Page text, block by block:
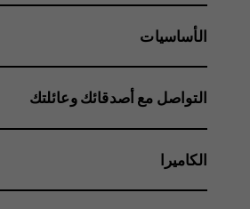
الأساسيات
التواصل مع أصدقائك وعائلتك
الكاميرا